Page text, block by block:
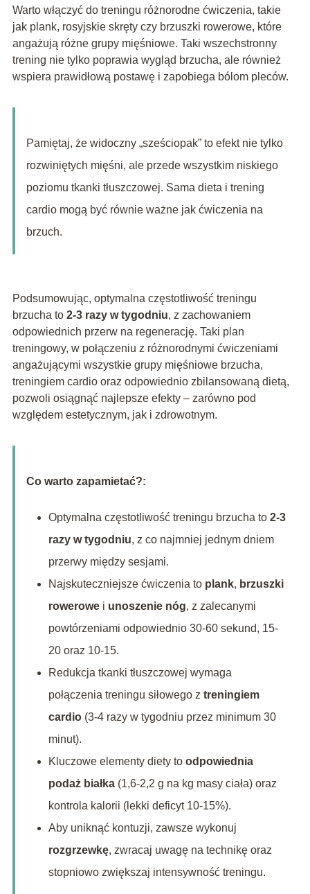
Warto włączyć do treningu różnorodne ćwiczenia, takie
jak plank, rosyjskie skręty czy brzuszki rowerowe, które
angażują różne grupy mięśniowe. Taki wszechstronny
trening nie tylko poprawia wygląd brzucha, ale również
wspiera prawidłową postawę i zapobiega bólom pleców.
Pamiętaj, że widoczny „sześciopak” to efekt nie tylko
rozwiniętych mięśni, ale przede wszystkim niskiego
poziomu tkanki tłuszczowej. Sama dieta i trening
cardio mogą być równie ważne jak ćwiczenia na
brzuch.
Podsumowując, optymalna częstotliwość treningu
brzucha to 2-3 razy w tygodniu, z zachowaniem
odpowiednich przerw na regenerację. Taki plan
treningowy, w połączeniu z różnorodnymi ćwiczeniami
angażującymi wszystkie grupy mięśniowe brzucha,
treningiem cardio oraz odpowiednio zbilansowaną dietą,
pozwoli osiągnąć najlepsze efekty – zarówno pod
względem estetycznym, jak i zdrowotnym.
Co warto zapamietać?:
Optymalna częstotliwość treningu brzucha to 2-3
razy w tygodniu, z co najmniej jednym dniem
przerwy między sesjami.
Najskuteczniejsze ćwiczenia to plank, brzuszki
rowerowei unoszenie nóg, z zalecanymi
powtórzeniami odpowiednio 30-60 sekund, 15-
20 oraz 10-15.
Redukcja tkanki tłuszczowej wymaga
połączenia treningu siłowego z treningiem
cardio(3-4 razy w tygodniu przez minimum 30
minut).
Kluczowe elementy diety to odpowiednia
podaż białka(1,6-2,2 g na kg masy ciała) oraz
kontrola kalorii (lekki deficyt 10-15%).
Aby uniknąć kontuzji, zawsze wykonuj
rozgrzewkę, zwracaj uwagę na technikę oraz
stopniowo zwiększaj intensywność treningu.